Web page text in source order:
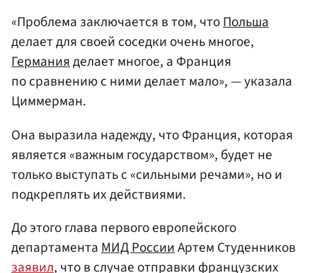
«Проблема заключается в том, чтоПольша
делает для своей соседки очень многое,
Германияделает многое, а Франция
по сравнению с ними делает мало», — указала
Циммерман.
Она выразила надежду, что Франция, которая
является «важным государством», будет не
только выступать с «сильными речами», но и
подкреплять их действиями.
До этого глава первого европейского
департаментаМИД РоссииАртем Студенников
заявил, что в случае отправки французских